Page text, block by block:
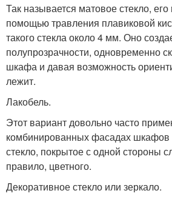
Так называется матовое стекло,
помощью травления плавиковой
такого стекла около 4 мм. Оно
полупрозрачности, одновременно
шкафа и давая возможность
лежит.
Лакобель.
Этот вариант довольно часто
комбинированных фасадах шкафов
стекло, покрытое с одной стороны
правило, цветного.
Декоративное стекло или зеркало.